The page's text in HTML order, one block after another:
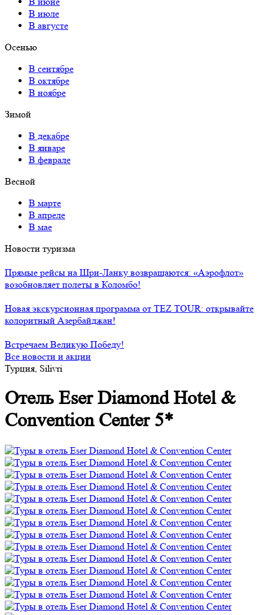
В июле
В августе
Осенью
В сентябре
В октябре
В ноябре
Зимой
В декабре
В январе
В феврале
Весной
В марте
В апреле
В мае
Новости туризма
Прямые рейсы на Шри-Ланку возвращаются: «Аэрофлот»
возобновляет полеты в Коломбо!
Новая экскурсионная программа от TEZ TOUR: открывайте
колоритный Азербайджан!
Встречаем Великую Победу!
Все новости и акции
Турция, Silivri
Отель Eser Diamond Hotel &
Convention Center 5*